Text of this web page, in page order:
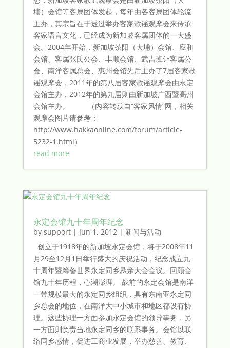
埔）会馆等客属团体发起，每年由各客属团体轮流
主办，其宗旨在于透过举办客家歌谣观摩会来传承
客家语言文化，已经成为新加坡客属团体的一大盛
会。2004年开始，新加坡茶阳（大埔）会馆、应和
会馆、客属张氏公会、丰顺会馆、武吉班让客属公
会、南洋客属总会、惠州会馆先后主办了7届客家歌
谣观摩会，2011年的第八届客家歌谣观摩会由永定
会馆主办，2012年的第九届则由新加坡广西暨高州
会馆主办。 （内容转载自“客家风情”网，相关
观摩会图片请参考：
http://www.hakkaonline.com/forum/article-
5232-1.html）
read more
永定会馆九十年周年纪念
by support| Jun 1, 2012| 新闻与活动
创立于1918年的新加坡永定会馆，将于2008年11
月29至12月1日举行盛大的庆祝活动，纪念成立九
十周年暨筹备世界永定同乡恳亲大会会议。回顾会
馆九十年历程，心潮澎湃。 战前的永定会馆是南洋
一带规模最大的永定同乡组织，具有东南亚永定同
乡总会的地位，在南洋大中小城市和地区都设有协
理。这些协理一方面参加永定会馆的领导事务，另
一方面则负责当地永定同乡的联系事务。会馆以联
络同乡感情，促进工商业发展，举办慈善、教育、